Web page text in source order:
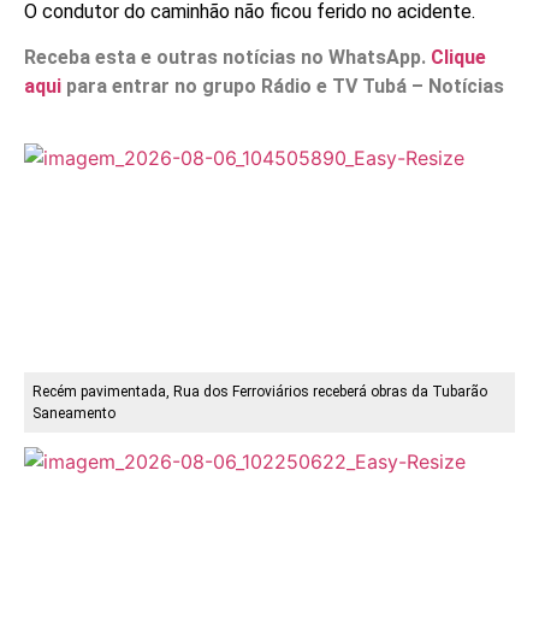
O condutor do caminhão não ficou ferido no acidente.
Receba esta e outras notícias no WhatsApp. Clique
aqui para entrar no grupo Rádio e TV Tubá – Notícias
Recém pavimentada, Rua dos Ferroviários receberá obras da Tubarão
Saneamento